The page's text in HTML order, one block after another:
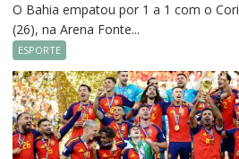
O Bahia empatou por 1 a 1 com o
(26), na Arena Fonte...
ESPORTE